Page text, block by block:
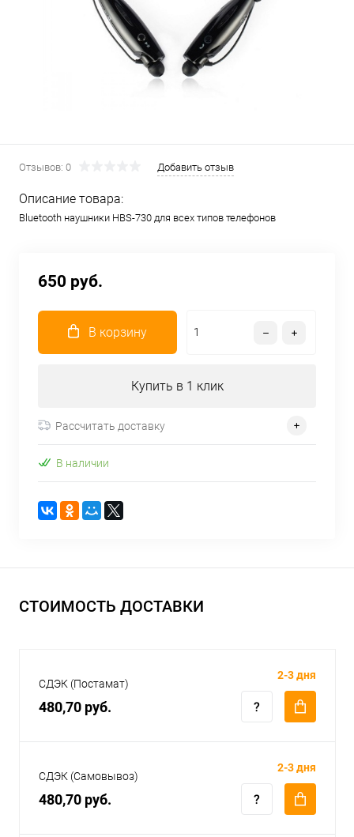
Отзывов: 0 Добавить отзыв
Описание товара:
Bluetooth наушники HBS-730 для всех типов телефонов
650 руб.
В корзину
Купить в 1 клик
Рассчитать доставку
В наличии
СТОИМОСТЬ ДОСТАВКИ
СДЭК (Постамат)
480,70 руб.
2-3 дня
СДЭК (Самовывоз)
480,70 руб.
2-3 дня